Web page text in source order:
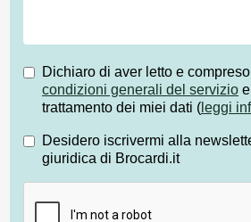
Dichiaro di aver letto e
condizioni generali del servizio
trattamento dei miei dati ( leggi
Desidero iscrivermi alla
giuridica di Brocardi.it